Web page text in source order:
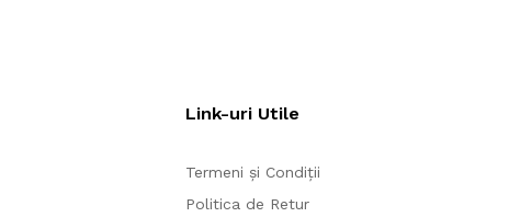
Link-uri Utile
Termeni și Condiții
Politica de Retur